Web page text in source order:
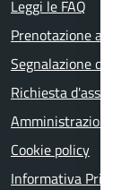
Leggi le FAQ
Prenotazione
Segnalazione
Richiesta
Amministrazione
Cookie policy
Informativa Privacy